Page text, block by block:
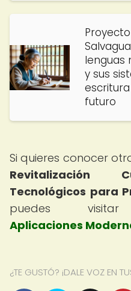
lenguas
y sus
futuro
Si quieres conocer
Revitalización
Tecnológicos para
puedes
Aplicaciones
¿TE GUSTÓ? ¡DALE VOZ EN